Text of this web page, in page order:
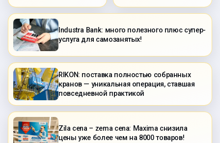
Industra Bank: много полезного плюс супер-
услуга для самозанятых!
RIKON: поставка полностью собранных
кранов — уникальная операция, ставшая
повседневной практикой
Zila cena – zema cena: Maxima снизила
цены уже более чем на 8000 товаров!